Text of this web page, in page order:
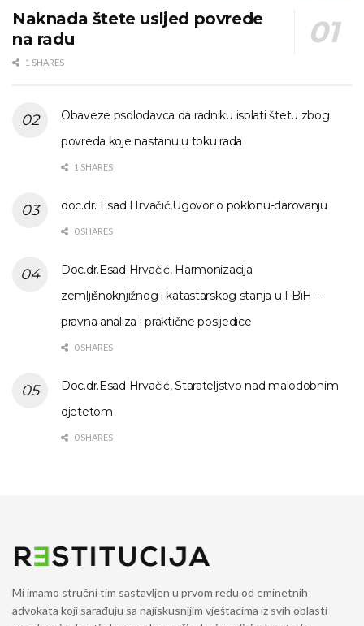
Naknada štete usljed povrede
na radu
1 SHARES
Obaveze psolodavca da radniku isplati štetu zbog
povreda koje nastanu u toku rada
1 SHARES
doc.dr. Esad Hrvačić,Ugovor o poklonu-darovanju
0 SHARES
Doc.dr.Esad Hrvačić, Harmonizacija
zemljišnoknjižnog i katastarskog stanja u FBiH –
pravna analiza i praktične posljedice
0 SHARES
Doc.dr.Esad Hrvačić, Starateljstvo nad malodobnim
djetetom
0 SHARES
Mi imamo stručni tim sastavljen u prvom redu od eminetnih
advokata koji sarađuju sa najiskusnijim vještacima iz svih oblasti